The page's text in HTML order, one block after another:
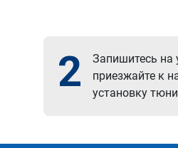
2
Запишитесь на
приезжайте к
установку